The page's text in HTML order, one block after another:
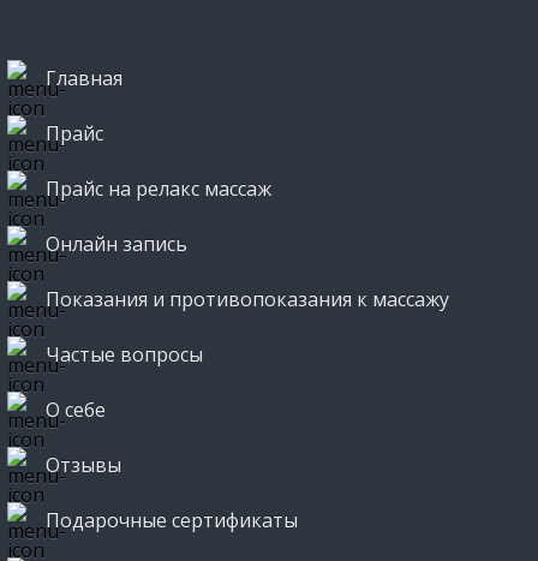
Главная
Прайс
Прайс на релакс массаж
Онлайн запись
Показания и противопоказания к массажу
Частые вопросы
О себе
Отзывы
Подарочные сертификаты